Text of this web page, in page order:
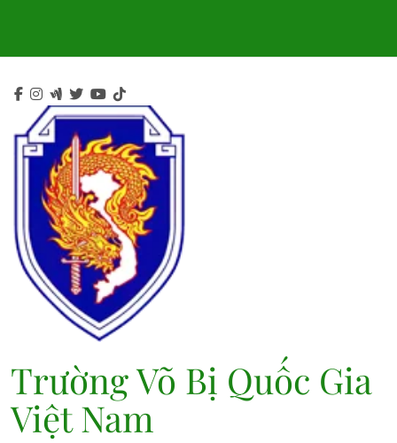
Trường Võ Bị Quốc Gia
Việt Nam